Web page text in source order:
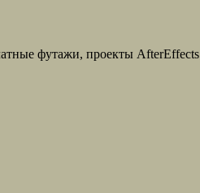
футажи, проекты AfterEffects